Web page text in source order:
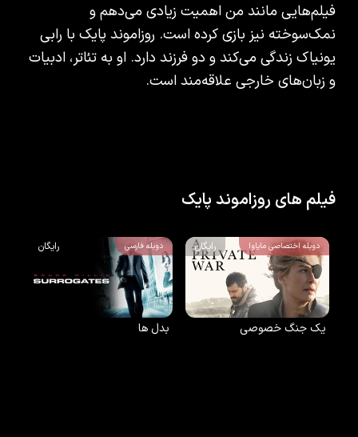
فیلم‌هایی مانند من اهمیت زیادی می‌دهم و
نمک‌سوخته نیز بازی کرده است. روزاموند پایک با رابی
یونیاک زندگی می‌کند و دو فرزند دارد. او به تئاتر، ادبیات
و زبان‌های خارجی علاقه‌مند است.
فیلم های روزاموند پایک
دوبله اختصاصی مایاوا رایگان
یک جنگ خصوصی
دوبله فارسی رایگان
بدل ها